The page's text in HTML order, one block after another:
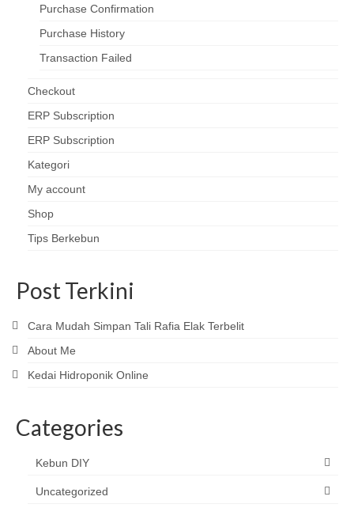
Purchase Confirmation
Purchase History
Transaction Failed
Checkout
ERP Subscription
ERP Subscription
Kategori
My account
Shop
Tips Berkebun
Post Terkini
Cara Mudah Simpan Tali Rafia Elak Terbelit
About Me
Kedai Hidroponik Online
Categories
Kebun DIY
Uncategorized